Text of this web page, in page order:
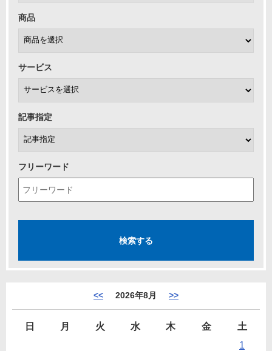
商品
サービス
記事指定
フリーワード
<< 2026年8月 >>
日 月 火 水 木 金
土
1